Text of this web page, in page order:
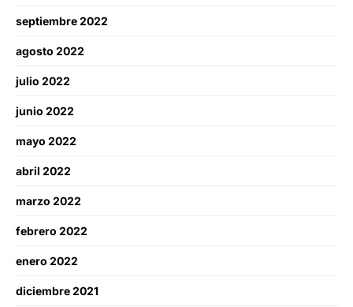
septiembre 2022
agosto 2022
julio 2022
junio 2022
mayo 2022
abril 2022
marzo 2022
febrero 2022
enero 2022
diciembre 2021